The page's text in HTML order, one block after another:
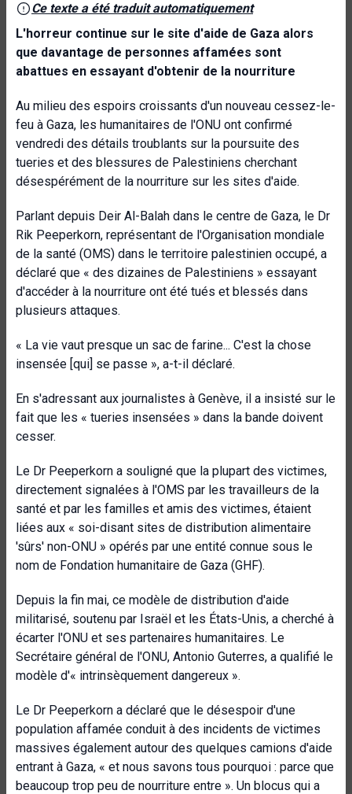
Ce texte a été traduit automatiquement
L'horreur continue sur le site d'aide de Gaza alors
que davantage de personnes affamées sont
abattues en essayant d'obtenir de la nourriture
Au milieu des espoirs croissants d'un nouveau cessez-le-
feu à Gaza, les humanitaires de l'ONU ont confirmé
vendredi des détails troublants sur la poursuite des
tueries et des blessures de Palestiniens cherchant
désespérément de la nourriture sur les sites d'aide.
Parlant depuis Deir Al-Balah dans le centre de Gaza, le Dr
Rik Peeperkorn, représentant de l'Organisation mondiale
de la santé (OMS) dans le territoire palestinien occupé, a
déclaré que « des dizaines de Palestiniens » essayant
d'accéder à la nourriture ont été tués et blessés dans
plusieurs attaques.
« La vie vaut presque un sac de farine... C'est la chose
insensée [qui] se passe », a-t-il déclaré.
En s'adressant aux journalistes à Genève, il a insisté sur le
fait que les « tueries insensées » dans la bande doivent
cesser.
Le Dr Peeperkorn a souligné que la plupart des victimes,
directement signalées à l'OMS par les travailleurs de la
santé et par les familles et amis des victimes, étaient
liées aux « soi-disant sites de distribution alimentaire
'sûrs' non-ONU » opérés par une entité connue sous le
nom de Fondation humanitaire de Gaza (GHF).
Depuis la fin mai, ce modèle de distribution d'aide
militarisé, soutenu par Israël et les États-Unis, a cherché à
écarter l'ONU et ses partenaires humanitaires. Le
Secrétaire général de l'ONU, Antonio Guterres, a qualifié le
modèle d'« intrinsèquement dangereux ».
Le Dr Peeperkorn a déclaré que le désespoir d'une
population affamée conduit à des incidents de victimes
massives également autour des quelques camions d'aide
entrant à Gaza, « et nous savons tous pourquoi : parce que
beaucoup trop peu de nourriture entre ». Un blocus qui a